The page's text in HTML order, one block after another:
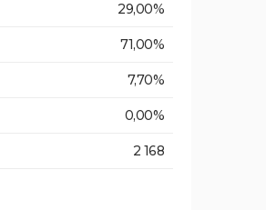
29,00%
71,00%
7,70%
0,00%
2 168